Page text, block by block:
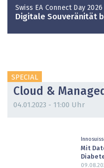
Swiss EA Connect Day 2026
Digitale Souveränität
SPECIAL
Cloud &
04.01.2023 - 11:00 Uhr
Mit